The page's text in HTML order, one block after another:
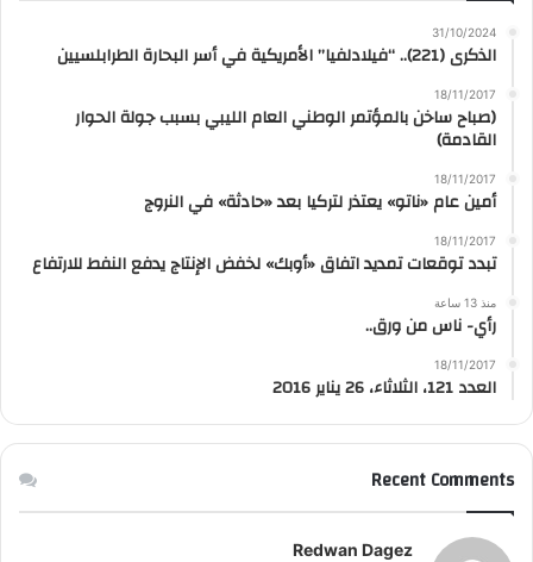
31/10/2024
الذكرى (221).. “فيلادلفيا” الأمريكية في أسر البحارة الطرابلسيين
18/11/2017
(صباح ساخن بالمؤتمر الوطني العام الليبي بسبب جولة الحوار
القادمة)
18/11/2017
أمين عام «ناتو» يعتذر لتركيا بعد «حادثة» في النروج
18/11/2017
تبدد توقعات تمديد اتفاق «أوبك» لخفض الإنتاج يدفع النفط للارتفاع
منذ 13 ساعة
رأي- ناس من ورق..
18/11/2017
العدد 121، الثلاثاء، 26 يناير 2016
Recent Comments
Redwan Dagez